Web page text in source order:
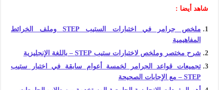
شاهد أيضا :
ملخص جرامر في اختبارات الستيب STEP وملف الخرائط
المفاهيمية
شرح مختصر وملخص لاختبارات ستيب STEP – باللغة الإنجليزية
تجميعات قواعد الجرامر لخمسة أعوام سابقة في اختبار ستيب
STEP – مع الإجابات الصحيحة